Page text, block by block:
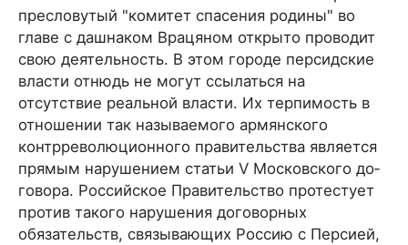
пресло­вутый "комитет спасения родины" во
главе с дашнаком Врацяном открыто проводит
свою деятельность. В этом городе персидские
власти отнюдь не могут ссылаться на
отсутствие реальной власти. Их терпимость в
отношении так назы­ваемого армянского
контрреволюционного правительства является
прямым нарушением статьи V Московского до­
говора. Российское Правительство протестует
против такого на­рушения договорных
обязательств, связывающих Россию с Персией,